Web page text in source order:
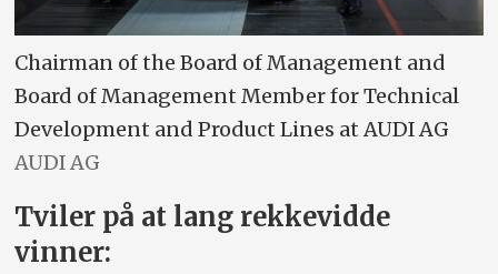
Chairman of the Board of Management and
Board of Management Member for Technical
Development and Product Lines at AUDI AG
AUDI AG
Tviler på at lang rekkevidde
vinner: